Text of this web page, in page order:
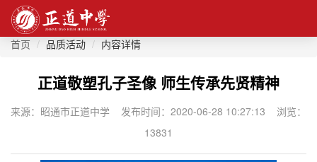
P
v
t
首页 品质活动 内容详情
正道敬塑孔子圣像 师生传承先贤精神
来源：昭通市正道中学 发布时间：2020-06-28 10:27:13 浏览：
13831